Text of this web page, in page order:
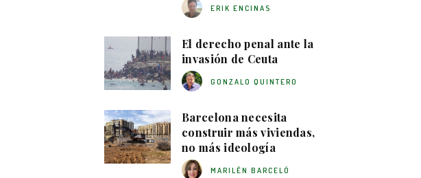
ERIK ENCINAS
El derecho penal ante la
invasión de Ceuta
GONZALO QUINTERO
Barcelona necesita
construir más viviendas,
no más ideología
MARILÉN BARCELÓ